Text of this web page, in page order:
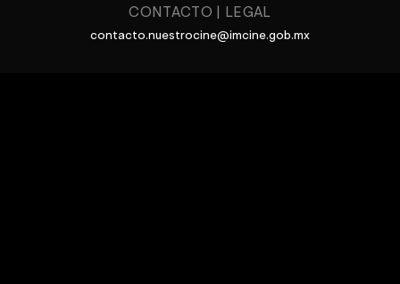
CONTACTO LEGAL
contacto.nuestrocine@imcine.gob.mx